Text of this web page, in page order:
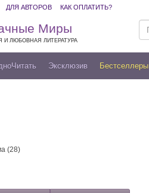
ДЛЯ АВТОРОВ КАК ОПЛАТИТЬ?
Миры
И ЛЮБОВНАЯ ЛИТЕРАТУРА
Эксклюзив Бестселлеры
(28)